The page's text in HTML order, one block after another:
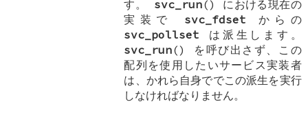
す。 svc_run() における現在の
実装で svc_fdset からの
svc_pollset は派生します。
svc_run() を呼び出さず、この
配列を使用したいサービス実装者
は、かれら自身ででこの派生を実行
しなければなりません。